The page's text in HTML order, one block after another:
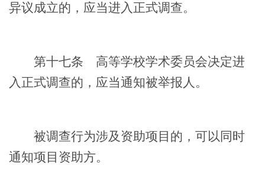
异议成立的，应当进入正式调查。
第十七条 高等学校学术委员会决定进
入正式调查的，应当通知被举报人。
被调查行为涉及资助项目的，可以同时
通知项目资助方。